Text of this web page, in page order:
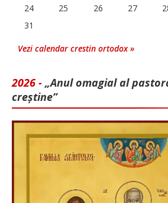
24
25 26 27
31
Vezi calendar crestin ortodox »
2026 - „Anul omagial al
creștine”